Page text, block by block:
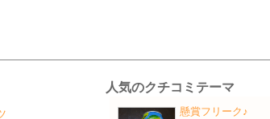
人気のクチコミテーマ
懸賞フリーク♪